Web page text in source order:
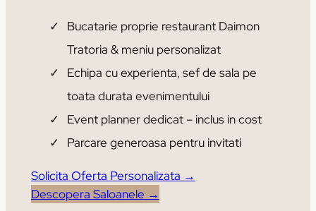
Bucatarie proprie restaurant Daimon
Tratoria & meniu personalizat
Echipa cu experienta, sef de sala pe
toata durata evenimentului
Event planner dedicat – inclus in cost
Parcare generoasa pentru invitati
Solicita Oferta Personalizata →
Descopera Saloanele →